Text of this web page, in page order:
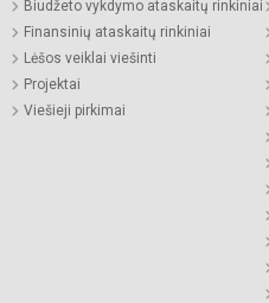
Biudžeto vykdymo ataskaitų rinkiniai
Finansinių ataskaitų rinkiniai
Lėšos veiklai viešinti
Projektai
Viešieji pirkimai